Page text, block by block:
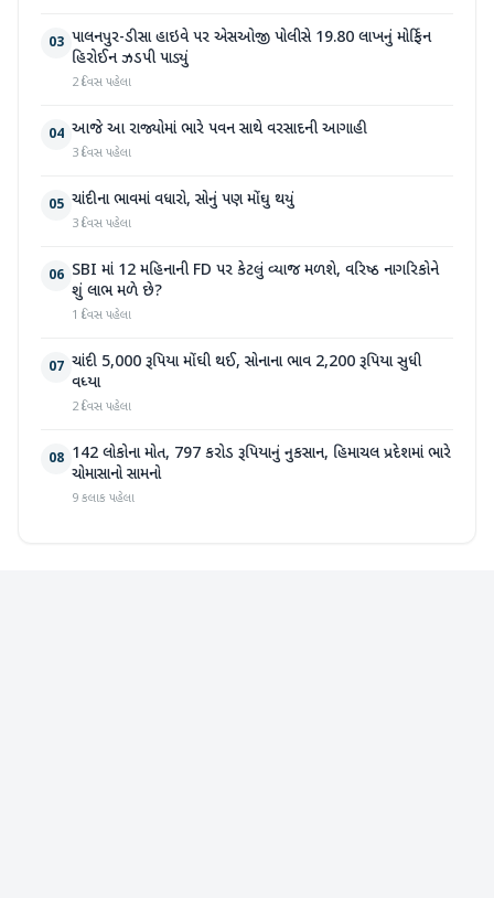
03 પાલનપુર-ડીસા હાઇવે પર એસઓજી પોલીસે 19.80 લાખનું મોર્ફિન
હિરોઈન ઝડપી પાડ્યું
2 દિવસ પહેલા
04 આજે આ રાજ્યોમાં ભારે પવન સાથે વરસાદની આગાહી
3 દિવસ પહેલા
05 ચાંદીના ભાવમાં વધારો, સોનું પણ મોંઘુ થયું
3 દિવસ પહેલા
06 SBI માં 12 મહિનાની FD પર કેટલું વ્યાજ મળશે, વરિષ્ઠ નાગરિકોને
શું લાભ મળે છે?
1 દિવસ પહેલા
07 ચાંદી 5,000 રૂપિયા મોંઘી થઈ, સોનાના ભાવ 2,200 રૂપિયા સુધી
વધ્યા
2 દિવસ પહેલા
08 142 લોકોના મોત, 797 કરોડ રૂપિયાનું નુકસાન, હિમાચલ પ્રદેશમાં ભારે
ચોમાસાનો સામનો
9 કલાક પહેલા